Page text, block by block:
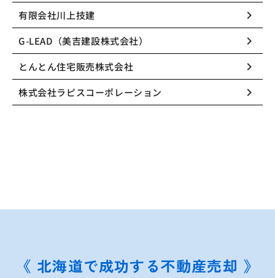
有限会社川上技建 keyboard_arrow_right
G-LEAD（美吉建設株式会社） keyboard_arrow_right
とんとん住宅販売株式会社 keyboard_arrow_right
株式会社ラピスコーポレーション keyboard_arrow_right
《 北海道で成功する不動産売却 》